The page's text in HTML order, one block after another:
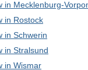
in Mecklenburg-
in Rostock
in Schwerin
in Stralsund
in Wismar